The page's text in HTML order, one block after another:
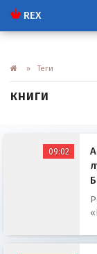
REX
» Теги
книги
09:02